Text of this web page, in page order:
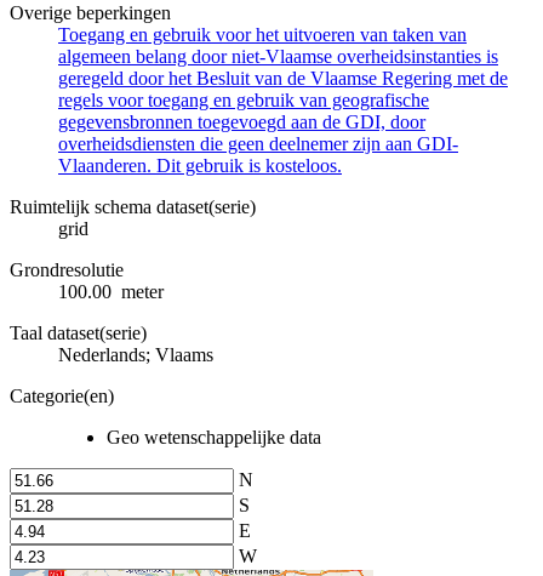
Overige beperkingen
Toegang en gebruik voor het uitvoeren van taken van
algemeen belang door niet-Vlaamse overheidsinstanties is
geregeld door het Besluit van de Vlaamse Regering met de
regels voor toegang en gebruik van geografische
gegevensbronnen toegevoegd aan de GDI, door
overheidsdiensten die geen deelnemer zijn aan GDI-
Vlaanderen. Dit gebruik is kosteloos.
Ruimtelijk schema dataset(serie)
grid
Grondresolutie
100.00 meter
Taal dataset(serie)
Nederlands; Vlaams
Categorie(en)
Geo wetenschappelijke data
N
S
E
W